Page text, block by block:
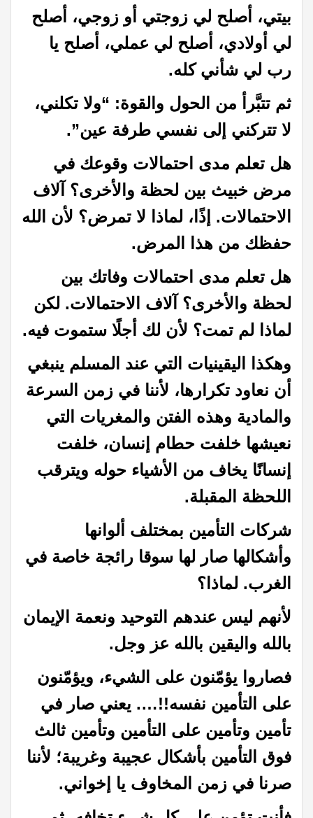
بيتي، أصلح لي زوجتي أو زوجي، أصلح
لي أولادي، أصلح لي عملي، أصلح يا
رب لي شأني كله.
ثم تتبَّرأ من الحول والقوة: “ولا تكلني،
لا تتركني إلى نفسي طرفة عين”.
هل تعلم مدى احتمالات وقوعك في
مرض خبيث بين لحظة والأخرى؟ آلاف
الاحتمالات. إذًا، لماذا لا تمرض؟ لأن الله
حفظك من هذا المرض.
هل تعلم مدى احتمالات وفاتك بين
لحظة والأخرى؟ آلاف الاحتمالات. لكن
لماذا لم تمت؟ لأن لك أجلًا ستموت فيه.
وهكذا اليقينيات التي عند المسلم ينبغي
أن نعاود تكرارها، لأننا في زمن السرعة
والمادية وهذه الفتن والمغريات التي
نعيشها خلفت حطام إنسان، خلفت
إنسانًا يخاف من الأشياء حوله ويترقب
اللحظة المقبلة.
شركات التأمين بمختلف ألوانها
وأشكالها صار لها سوقا رائجة خاصة في
الغرب. لماذا؟
لأنهم ليس عندهم التوحيد ونعمة الإيمان
بالله واليقين بالله عز وجل.
فصاروا يؤمّنون على الشيء، ويؤمّنون
على التأمين نفسه!!…. يعني صار في
تأمين وتأمين على التأمين وتأمين ثالث
فوق التأمين بأشكال عجيبة وغريبة؛ لأننا
صرنا في زمن المخاوف يا إخواني.